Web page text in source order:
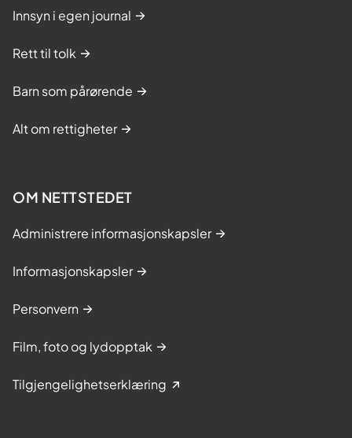
Innsyn i egen journal
Rett til tolk
Barn som pårørende
Alt om rettigheter
OM NETTSTEDET
Administrere informasjonskapsler
Informasjonskapsler
Personvern
Film, foto og lydopptak
Tilgjengelighetserklæring